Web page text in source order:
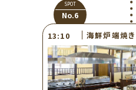
SPOT
No.6
13:10 海鮮炉端焼